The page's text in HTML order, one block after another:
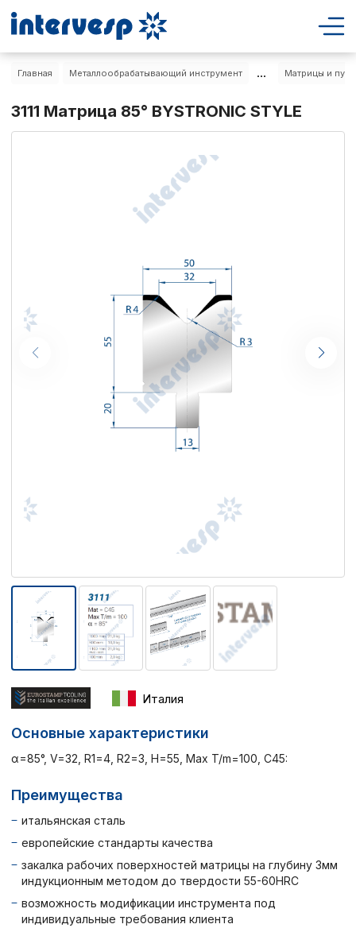
Главная Металлообрабатывающий инструмент ... Матрицы и
3111 Матрица 85° BYSTRONIC STYLE
Италия
Основные характеристики
α=85°, V=32, R1=4, R2=3, H=55, Max T/m=100, C45:
Преимущества
итальянская сталь
европейские стандарты качества
закалка рабочих поверхностей матрицы на глубину 3мм
индукционным методом до твердости 55-60HRC
возможность модификации инструмента под
индивидуальные требования клиента